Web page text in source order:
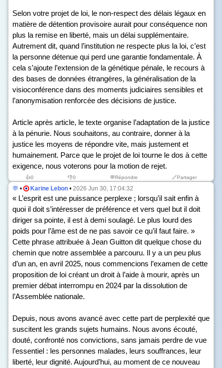
Selon votre projet de loi, le non-respect des délais légaux en
matière de détention provisoire aurait pour conséquence non
plus la remise en liberté, mais un délai supplémentaire.
Autrement dit, quand l’institution ne respecte plus la loi, c’est
la personne détenue qui perd une garantie fondamentale. À
cela s’ajoute l’extension de la génétique pénale, le recours à
des bases de données étrangères, la généralisation de la
visioconférence dans des moments judiciaires sensibles et
l’anonymisation renforcée des décisions de justice.
Article après article, le texte organise l’adaptation de la justice
à la pénurie. Nous souhaitons, au contraire, donner à la
justice les moyens de répondre vite, mais justement et
humainement. Parce que le projet de loi tourne le dos à cette
exigence, nous voterons pour la motion de rejet.
👍0 👎0 💬Répondre 🔗Partager
💬 • Karine Lebon • 2026 Jun 30, 17:04:32
« L’esprit est une puissance perplexe ; lorsqu’il sait enfin à
quoi il doit s’intéresser de préférence et vers quel but il doit
diriger sa pointe, il est à demi soulagé. Le plus lourd des
poids pour l’âme est de ne pas savoir ce qu’il faut faire. »
Cette phrase attribuée à Jean Guitton dit quelque chose du
chemin que notre assemblée a parcouru. Il y a un peu plus
d’un an, en avril 2025, nous commencions l’examen de cette
proposition de loi créant un droit à l’aide à mourir, après un
premier débat interrompu en 2024 par la dissolution de
l’Assemblée nationale.
Depuis, nous avons avancé avec cette part de perplexité que
suscitent les grands sujets humains. Nous avons écouté,
douté, confronté nos convictions, sans jamais perdre de vue
l’essentiel : les personnes malades, leurs souffrances, leur
liberté, leur dignité. Aujourd’hui, au moment de ce nouveau